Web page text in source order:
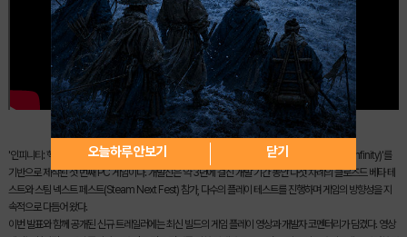
'인피니티: 헥사돔 택틱스'는 전 세계 미니어처 보드게임 팬층을 보유한 SF 보드게임 IP '인피니티(Infinity)'를
기반으로 제작된 첫 번째 PC 게임이다. 개발진은 약 3년에 걸친 개발 기간 동안 다섯 차례의 클로즈드 베타 테
스트와 스팀 넥스트 페스트(Steam Next Fest) 참가, 다수의 플레이 테스트를 진행하며 게임의 방향성을 지
속적으로 다듬어 왔다.
이번 발표와 함께 공개된 신규 트레일러에는 최신 빌드의 게임 플레이 영상과 개발자 코멘터리가 담겼다. 영상
오늘하루 안보기 닫기